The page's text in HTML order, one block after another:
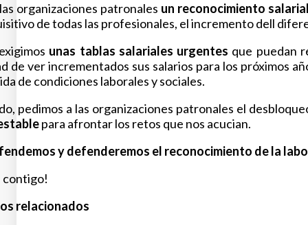
organizaciones patronales un reconocimiento
de todas las profesionales, el incremento dell
unas tablas salariales urgentes que puedan
de ver incrementados sus salarios para los próximos
de condiciones laborales y sociales.
pedimos a las organizaciones patronales el
para afrontar los retos que nos acucian.
y defenderemos el reconocimiento de la
contigo!
relacionados